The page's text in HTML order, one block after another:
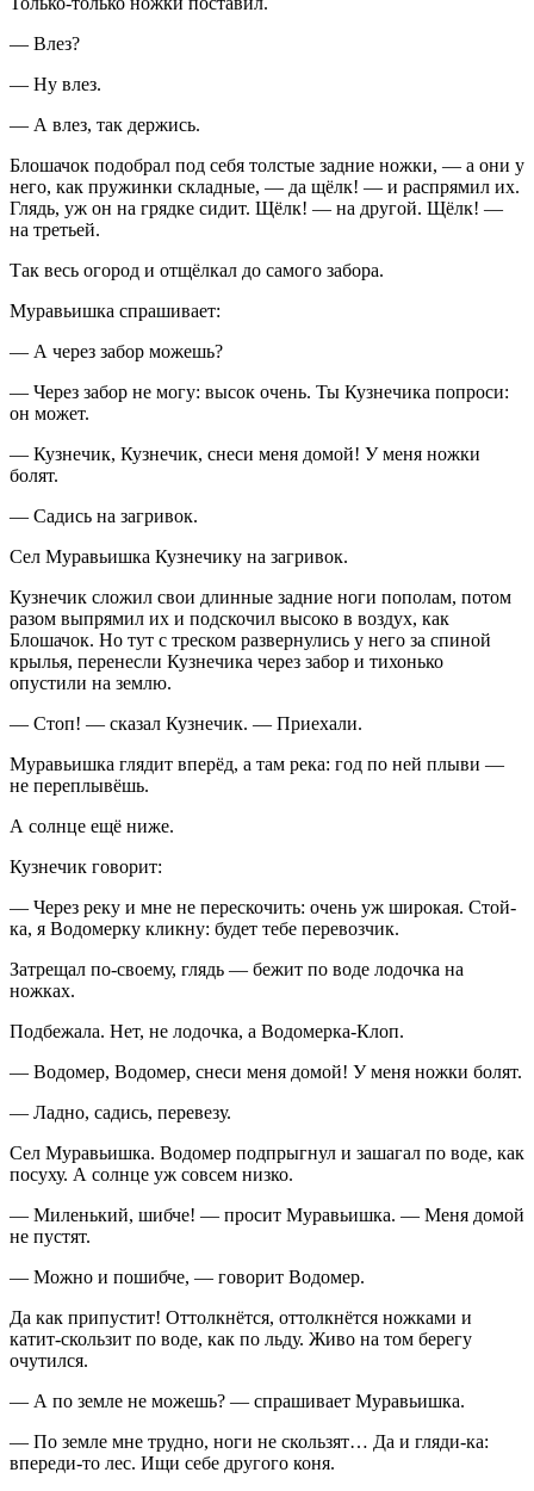
— Влез?
— Ну влез.
— А влез, так держись.
Блошачок подобрал под себя толстые задние ножки, — а они у
него, как пружинки складные, — да щёлк! — и распрямил их.
Глядь, уж он на грядке сидит. Щёлк! — на другой. Щёлк! —
на третьей.
Так весь огород и отщёлкал до самого забора.
Муравьишка спрашивает:
— А через забор можешь?
— Через забор не могу: высок очень. Ты Кузнечика попроси:
он может.
— Кузнечик, Кузнечик, снеси меня домой! У меня ножки
болят.
— Садись на загривок.
Сел Муравьишка Кузнечику на загривок.
Кузнечик сложил свои длинные задние ноги пополам, потом
разом выпрямил их и подскочил высоко в воздух, как
Блошачок. Но тут с треском развернулись у него за спиной
крылья, перенесли Кузнечика через забор и тихонько
опустили на землю.
— Стоп! — сказал Кузнечик. — Приехали.
Муравьишка глядит вперёд, а там река: год по ней плыви —
не переплывёшь.
А солнце ещё ниже.
Кузнечик говорит:
— Через реку и мне не перескочить: очень уж широкая. Стой-
ка, я Водомерку кликну: будет тебе перевозчик.
Затрещал по-своему, глядь — бежит по воде лодочка на
ножках.
Подбежала. Нет, не лодочка, а Водомерка-Клоп.
— Водомер, Водомер, снеси меня домой! У меня ножки болят.
— Ладно, садись, перевезу.
Сел Муравьишка. Водомер подпрыгнул и зашагал по воде, как
посуху. А солнце уж совсем низко.
— Миленький, шибче! — просит Муравьишка. — Меня домой
не пустят.
— Можно и пошибче, — говорит Водомер.
Да как припустит! Оттолкнётся, оттолкнётся ножками и
катит-скользит по воде, как по льду. Живо на том берегу
очутился.
— А по земле не можешь? — спрашивает Муравьишка.
— По земле мне трудно, ноги не скользят… Да и гляди-ка:
впереди-то лес. Ищи себе другого коня.